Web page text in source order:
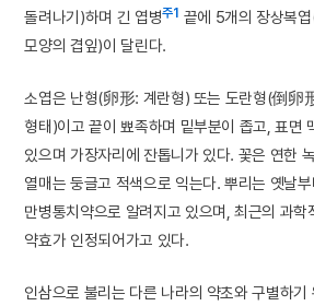
돌려나기)하며 긴 엽병주1 끝에 5개의 장상복
모양의 겹잎)이 달린다.
소엽은 난형(卵形: 계란형) 또는 도란형(倒卵
형태)이고 끝이 뾰족하며 밑부분이 좁고, 표면
있으며 가장자리에 잔톱니가 있다. 꽃은 연한
열매는 둥글고 적색으로 익는다. 뿌리는 옛날
만병통치약으로 알려지고 있으며, 최근의 과학
약효가 인정되어가고 있다.
인삼으로 불리는 다른 나라의 약초와 구별하기